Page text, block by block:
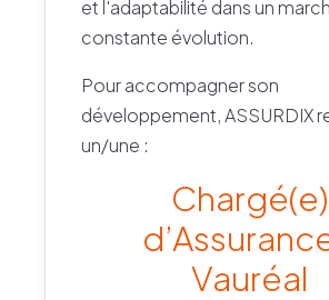
et l'adaptabilité dans un
constante évolution.
Pour accompagner son
développement, ASSURDIX
un/une :
Chargé(e)
Vauréal